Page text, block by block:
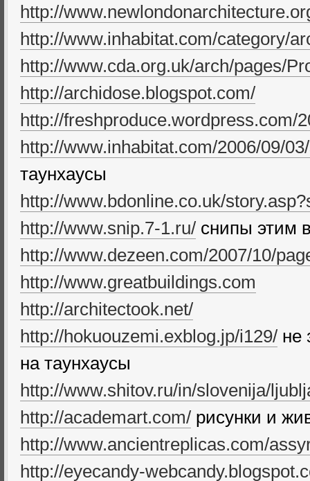
http://
http://www.inhabitat.com/category/
http://www.cda.org.uk/arch/pages/
http://archidose.blogspot.com/
http://freshproduce.wordpress.com/
http://www.inhabitat.com/2006/09/
таунхаусы
http://www.bdonline.co.uk/
http://www.snip.7-1.ru/ снипы этим
http://www.dezeen.com/2007/10/
http://www.greatbuildings.com
http://architectook.net/
http://hokuouzemi.exblog.jp/i129/ не
на таунхаусы
http://www.shitov.ru/in/slovenija/
http://academart.com/ рисунки и
http://www.ancientreplicas.com/
http://eyecandy-